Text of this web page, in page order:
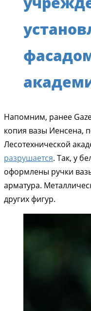
Напомним, ранее
копия вазы Иенсена,
Лесотехнической
разрушается. Так, у
оформлены ручки
арматура.
других фигур.